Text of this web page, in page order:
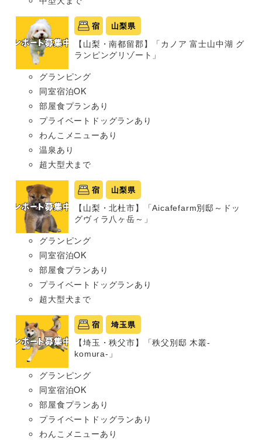
宿 山梨県
【山梨・南都留郡】「カノア 富士山中湖 グ
ランピングリゾート」
グランピング
同室宿泊OK
部屋食プランあり
プライベートドッグランあり
わんこメニューあり
温泉あり
超大型犬まで
宿 山梨県
【山梨・北杜市】「Aicafefarm別邸～ドッ
グヴィラ八ヶ岳～」
グランピング
同室宿泊OK
部屋食プランあり
プライベートドッグランあり
超大型犬まで
宿 埼玉県
【埼玉・秩父市】「秩父別邸 木叢-
komura-」
グランピング
同室宿泊OK
部屋食プランあり
プライベートドッグランあり
わんこメニューあり